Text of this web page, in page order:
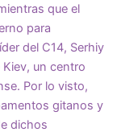
que el
para
del C14, Serhiy
un centro
Por lo visto,
gitanos y
dichos